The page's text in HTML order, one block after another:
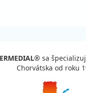
sa
Chorvátska od roku